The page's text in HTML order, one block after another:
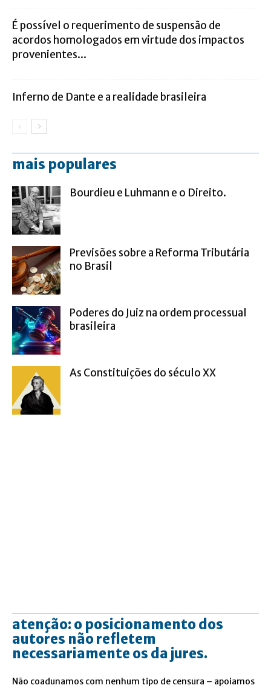
É possível o requerimento de suspensão de
acordos homologados em virtude dos impactos
provenientes...
Inferno de Dante e a realidade brasileira
mais populares
Bourdieu e Luhmann e o Direito.
Previsões sobre a Reforma Tributária
no Brasil
Poderes do Juiz na ordem processual
brasileira
As Constituições do século XX
atenção: o posicionamento dos
autores não refletem
necessariamente os da jures.
Não coadunamos com nenhum tipo de censura – apoiamos